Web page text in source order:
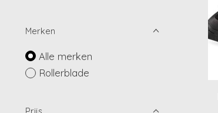
Merken
Alle merken
Rollerblade